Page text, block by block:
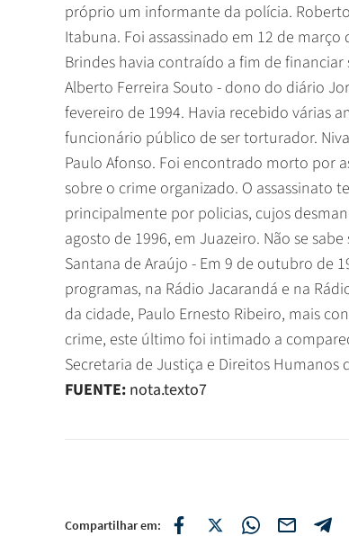
próprio um informante da polícia.
Itabuna. Foi assassinado em 12 de
Brindes havia contraído a fim de
Alberto Ferreira Souto - dono do diário
fevereiro de 1994. Havia recebido várias
funcionário público de ser torturador.
Paulo Afonso. Foi encontrado morto por
sobre o crime organizado. O
principalmente por policias, cujos
agosto de 1996, em Juazeiro. Não se
Santana de Araújo - Em 9 de outubro de
programas, na Rádio Jacarandá e na
da cidade, Paulo Ernesto Ribeiro, mais
crime, este último foi intimado a
Secretaria de Justiça e Direitos Humanos
FUENTE: nota.texto7
Compartilhar em: